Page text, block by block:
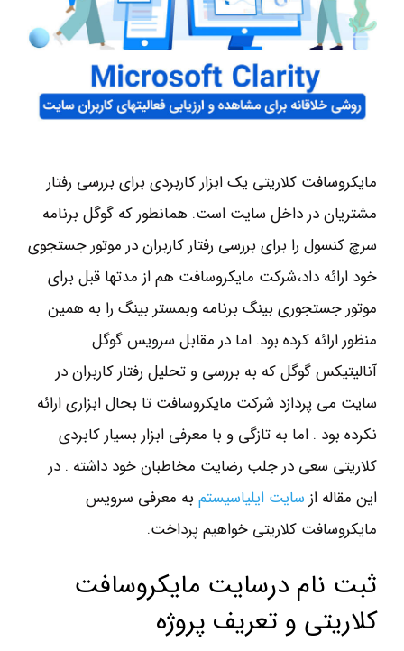
مایکروسافت کلاریتی یک ابزار کاربردی برای بررسی رفتار
مشتریان در داخل سایت است. همانطور که گوگل برنامه
سرچ کنسول را برای بررسی رفتار کاربران در موتور جستجوی
خود ارائه داد،شرکت مایکروسافت هم از مدتها قبل برای
موتور جستجوری بینگ برنامه وبمستر بینگ را به همین
منظور ارائه کرده بود. اما در مقابل سرویس گوگل
آنالیتیکس گوگل که به بررسی و تحلیل رفتار کاربران در
سایت می پردازد شرکت مایکروسافت تا بحال ابزاری ارائه
نکرده بود . اما به تازگی و با معرفی ابزار بسیار کابردی
کلاریتی سعی در جلب رضایت مخاطبان خود داشته . در
این مقاله از سایت ایلیاسیستمبه معرفی سرویس
مایکروسافت کلاریتی خواهیم پرداخت.
ثبت نام درسايت مايكروسافت
كلاريتي و تعريف پروژه